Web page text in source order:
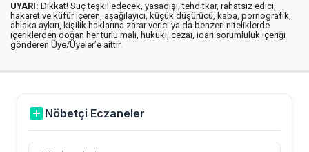
UYARI: Dikkat! Suç teşkil edecek, yasadışı, tehditkar, rahatsız edici,
hakaret ve küfür içeren, aşağılayıcı, küçük düşürücü, kaba, pornografik,
ahlaka aykırı, kişilik haklarına zarar verici ya da benzeri niteliklerde
içeriklerden doğan her türlü mali, hukuki, cezai, idari sorumluluk içeriği
gönderen Üye/Üyeler’e aittir.